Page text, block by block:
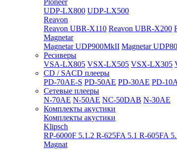
Pioneer
UDP-LX800 UDP-LX500
Reavon
Reavon UBR-X110 Reavon UBR-X200
Magnetar
Magnetar UDP900MkII Magnetar
Ресиверы
VSA-LX805 VSX-LX505 VSX-LX305
CD / SACD плееры
PD-70AE-S PD-50AE PD-30AE PD-
Сетевые плееры
N-70AE N-50AE NC-50DAB N-30AE
Комплекты акустики
Комплекты акустики
Klipsch
RP-6000F 5.1.2 R-625FA 5.1 R-605FA
Magnat